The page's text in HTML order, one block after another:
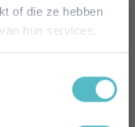
of die ze hebben
hun services.